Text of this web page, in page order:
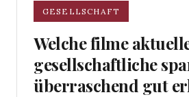
GESELLSCHAFT
Welche filme
gesellschaftliche
überraschend gut